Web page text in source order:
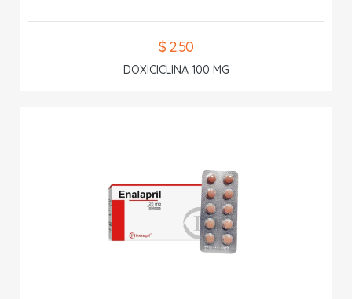
$ 2.50
DOXICICLINA 100 MG